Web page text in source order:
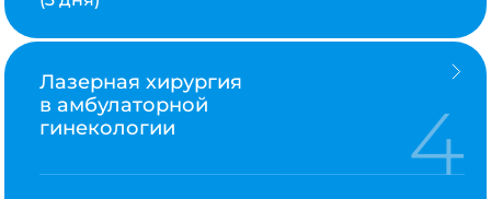
Лазерная хирургия
в амбулаторной
гинекологии
4